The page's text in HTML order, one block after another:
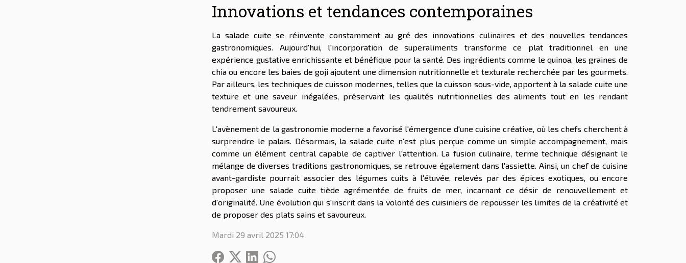
Innovations et tendances contemporaines
La salade cuite se réinvente constamment au gré des innovations culinaires et des nouvelles tendances
gastronomiques. Aujourd'hui, l'incorporation de superaliments transforme ce plat traditionnel en une
expérience gustative enrichissante et bénéfique pour la santé. Des ingrédients comme le quinoa, les graines de
chia ou encore les baies de goji ajoutent une dimension nutritionnelle et texturale recherchée par les gourmets.
Par ailleurs, les techniques de cuisson modernes, telles que la cuisson sous-vide, apportent à la salade cuite une
texture et une saveur inégalées, préservant les qualités nutritionnelles des aliments tout en les rendant
tendrement savoureux.
L'avènement de la gastronomie moderne a favorisé l'émergence d'une cuisine créative, où les chefs cherchent à
surprendre le palais. Désormais, la salade cuite n'est plus perçue comme un simple accompagnement, mais
comme un élément central capable de captiver l'attention. La fusion culinaire, terme technique désignant le
mélange de diverses traditions gastronomiques, se retrouve également dans l'assiette. Ainsi, un chef de cuisine
avant-gardiste pourrait associer des légumes cuits à l'étuvée, relevés par des épices exotiques, ou encore
proposer une salade cuite tiède agrémentée de fruits de mer, incarnant ce désir de renouvellement et
d'originalité. Une évolution qui s'inscrit dans la volonté des cuisiniers de repousser les limites de la créativité et
de proposer des plats sains et savoureux.
Mardi 29 avril 2025 17:04